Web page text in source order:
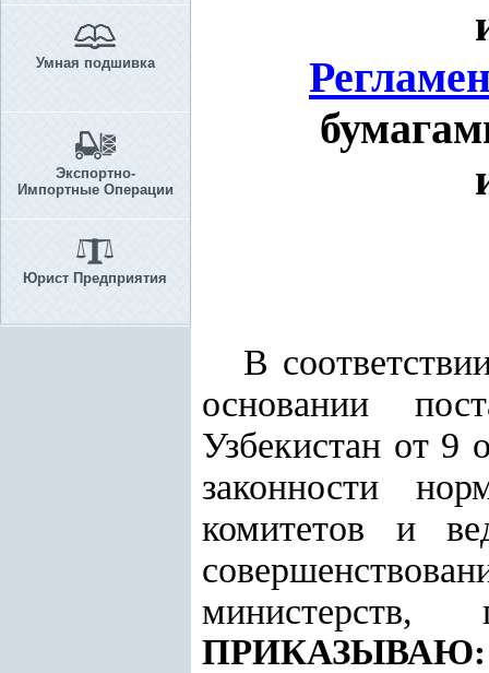
Умная подшивка
Экспортно-
Импортные Операции
Юрист Предприятия
В
основании
Узбекистан от 9
законности
комитетов и
министерств,
ПРИКАЗЫВАЮ: